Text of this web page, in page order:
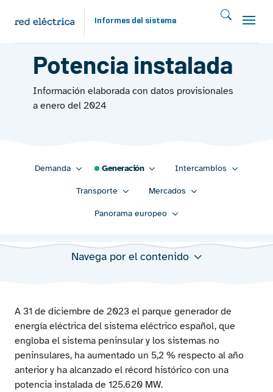
Pasar al contenido principal
Informes del sistema
Potencia instalada
Información elaborada con datos provisionales
a enero del 2024
Main navigation 2023
Demanda Generación Intercambios
Transporte Mercados
Panorama europeo
Navega por el contenido
Evolución de la potencia instalada renovable
Evolución de la potencia instalada con/sin emisiones
de CO2 eq.
Mapa de potencia instalada por Comunidades
Autónomas
Desglose de potencia instalada a 31.12.2023
A 31 de diciembre de 2023 el parque generador de
energía eléctrica del sistema eléctrico español, que
engloba el sistema peninsular y los sistemas no
peninsulares, ha aumentado un 5,2 % respecto al año
anterior y ha alcanzado el récord histórico con una
potencia instalada de 125.620 MW.